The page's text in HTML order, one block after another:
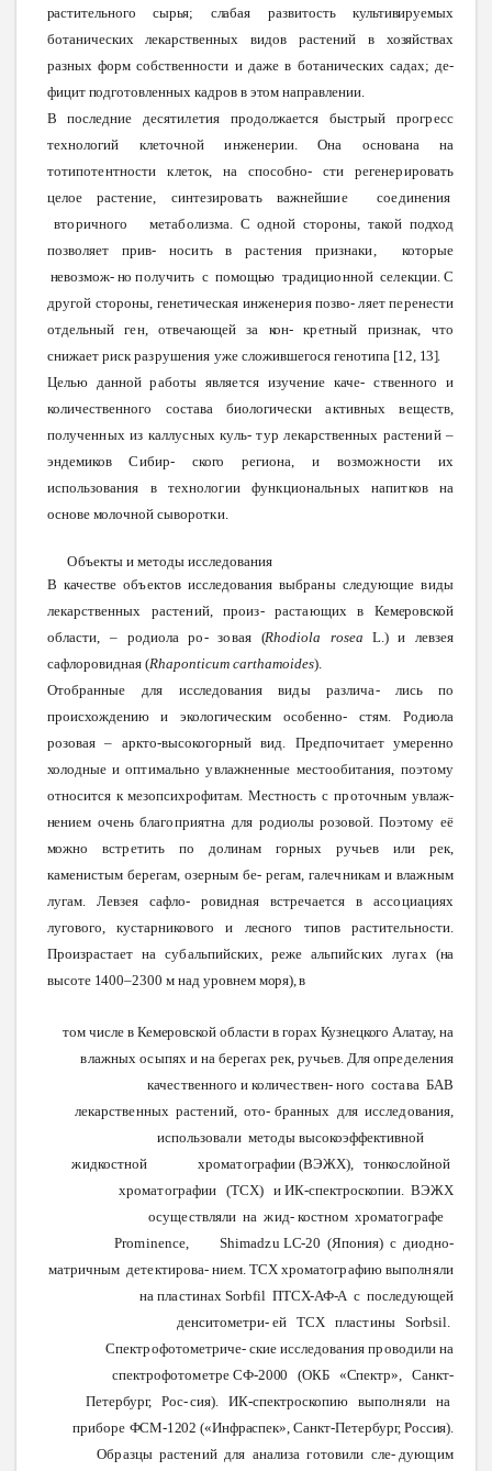
растительного
сырья; слабая развитость культивируемых
ботанических лекарственныхвидоврастений в хозяйствах
разных формсобственности и дажев ботаническихсадах; де-
фицит подготовленных кадров в этом направлении.
В последние десятилетия продолжается быстрый
прогресс
технологий
клеточной инженерии.
Она основана на
тотипотентности
клеток, на способно- сти
регенерировать
целое растение, синтезировать важнейшие
соединения
вторичного
метаболизма. Содной стороны, такой подход
позволяет
прив- носитьврастения признаки,
которые
невозмож- но получить с помощью традиционной селекции. С
другой стороны, генетическая инженерияпозво- ляет перенести
отдельный
ген, отвечающейза кон- кретный признак,
что
снижает риск разрушения ужесложившегося генотипа [12, 13].
Целью даннойработы является изучение каче-ственного
и
количественного
состава биологическиактивных
веществ,
полученных из каллусных куль- тур лекарственных растений –
эндемиковСибир- ского региона, ивозможности
их
использования втехнологии функциональных напитковна
основе молочной сыворотки.
Объектыи методы исследования
В качестве объектовисследованиявыбраны следующие виды
лекарственных
растений, произ- растающих в Кемеровской
области,
– родиоларо- зовая (Rhodiola rosea L .) и левзея
сафлоровидная (Rhaponticum carthamoides).
Отобранные
для исследования виды различа- лись
по
происхождению и экологическим особенно-стям. Родиола
розовая – аркто-высокогорный вид. Предпочитает умеренно
холодныеиоптимально увлажненные местообитания, поэтому
относится к мезопсихрофитам. Местность спроточным увлаж-
нением очень благоприятна для родиолы розовой. Поэтому её
можно
встретить по долинам горных ручьев или рек,
каменистым берегам, озерным бе- регам,галечникамивлажным
лугам.
Левзеясафло- ровидная встречается вассоциациях
лугового, кустарникового и лесного типоврастительности.
Произрастает на субальпийских, реже альпийских лугах (на
высоте 1400–2300 м над уровнем моря), в
томчислев Кемеровскойобласти в горах Кузнецкого Алатау,на
влажных осыпях и на берегах рек, ручьев. Для определения
качественного иколичествен-ного состава БАВ
лекарственных растений, ото- бранных для исследования,
использовали методы высокоэффективной
жидкостной хроматографии (ВЭЖХ), тонкослойной
хроматографии (ТСХ) и ИК-спектроскопии. ВЭЖХ
осуществляли нажид- костном хроматографе
Prominence, Shimadzu LC-20 (Япония)с диодно-
матричным детектирова- нием.ТСХ хроматографию выполняли
напластинах Sorbfil ПТСХ-АФ-А с последующей
денситометри- ейТСХ пластины Sorbsil
Спектрофотометриче- ские исследованияпроводили на
спектрофотометре СФ-2000 (ОКБ «Спектр»,
Санкт-
Петербург, Рос- сия). ИК-спектроскопию выполняли на
приборе ФСМ-1202 («Инфраспек», Санкт-Петербург,Россия).
Образцы растений для анализа готовили сле- дующим